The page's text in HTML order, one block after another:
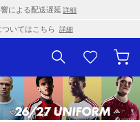
による配送遅延 詳細
ついてはこちら 詳細